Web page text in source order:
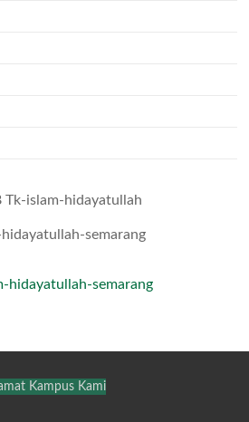
semarang
Kampus Kami